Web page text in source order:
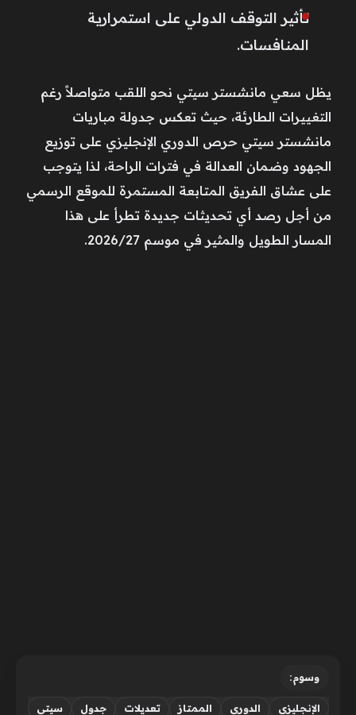
تأثير التوقف الدولي على استمرارية
المنافسات.
يظل سعي مانشستر سيتي نحو اللقب متواصلاً رغم
التغييرات الطارئة، حيث تعكس جدولة مباريات
مانشستر سيتي حرص الدوري الإنجليزي على توزيع
الجهود وضمان العدالة في فترات الراحة، لذا يتوجب
على عشاق الفريق المتابعة المستمرة للموقع الرسمي
من أجل رصد أي تحديثات جديدة تطرأ على هذا
المسار الطويل والمثير في موسم 2026/27.
وسوم:
الإنجليزي الدوري الممتاز تعديلات جدول
سيتي